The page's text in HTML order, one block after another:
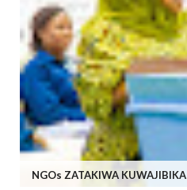
NGOs ZATAKIWA KUWAJIBIKA